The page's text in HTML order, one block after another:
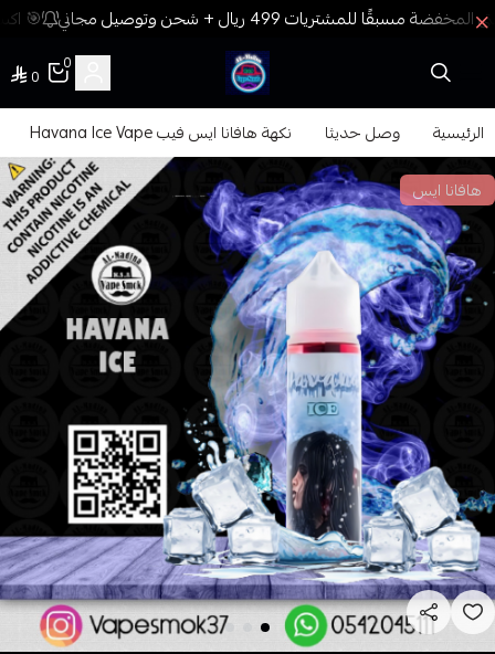
🎯
فيب المدينة
0
0
الرئيسية وصل حديثا
نكهة هافانا ايس فيب Havana Ice Vape
هافانا ايس